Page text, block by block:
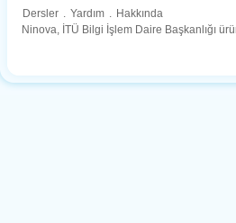
Dersler . Yardım . Hakkında
Ninova, İTÜ Bilgi İşlem Daire Başkanlığı